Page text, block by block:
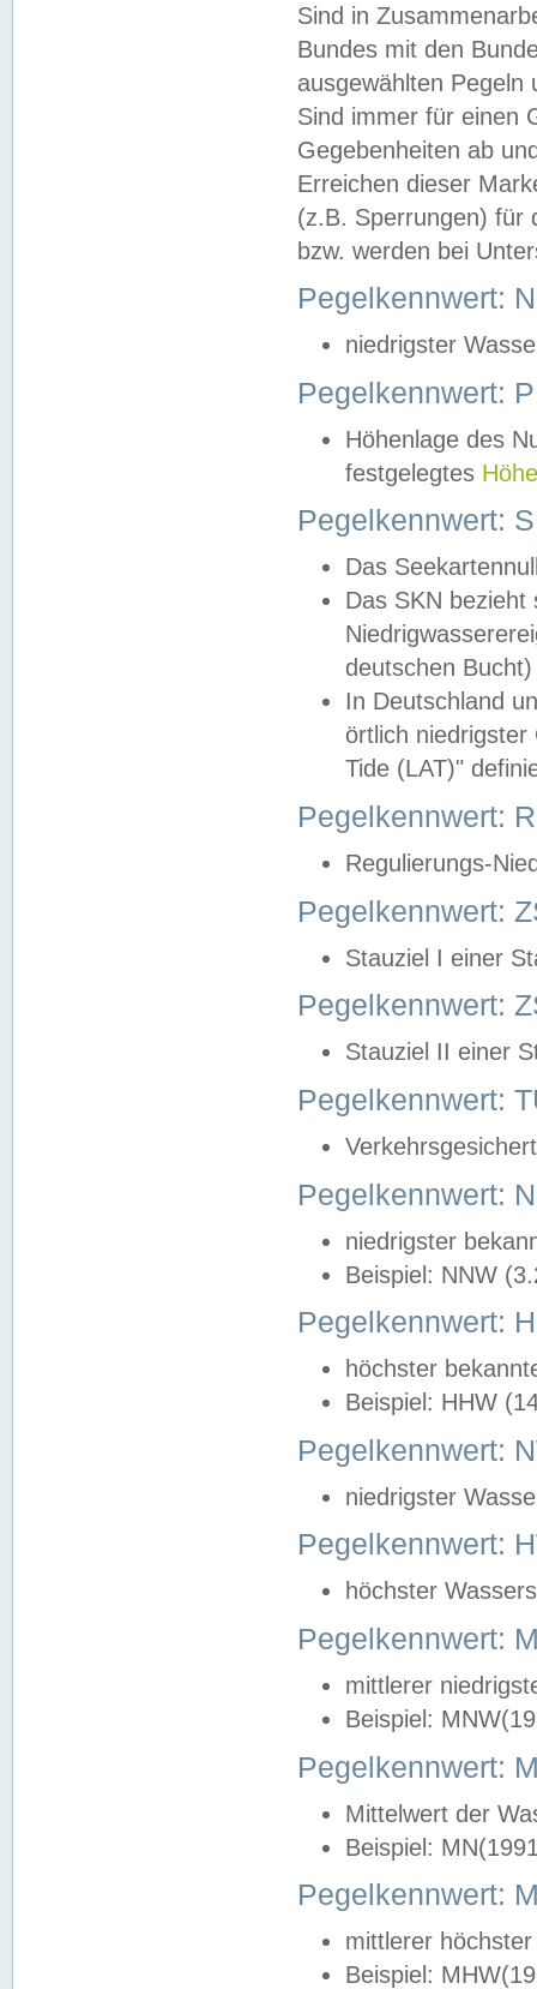
Sind in
Bundes mit den
ausgewählten
Sind immer für einen
Gegebenheiten ab
Erreichen dieser
(z.B. Sperrungen) für
bzw. werden bei
Pegelkennwert:
niedrigster
Pegelkennwert:
Höhenlage des
festgelegtes
Pegelkennwert:
Das
Das SKN
deutschen
In Deutschland
örtlich
Tide (LAT)"
Pegelkennwert:
Regulierungs-
Pegelkennwert:
Stauziel I einer
Pegelkennwert:
Stauziel II einer
Pegelkennwert:
Pegelkennwert:
niedrigster
Beispiel: NNW
Pegelkennwert:
höchster
Beispiel: HHW
Pegelkennwert:
niedrigster
Pegelkennwert:
höchster
Pegelkennwert:
mittlerer
Beispiel:
Pegelkennwert:
Mittelwert der
Beispiel:
Pegelkennwert:
mittlerer
Beispiel: